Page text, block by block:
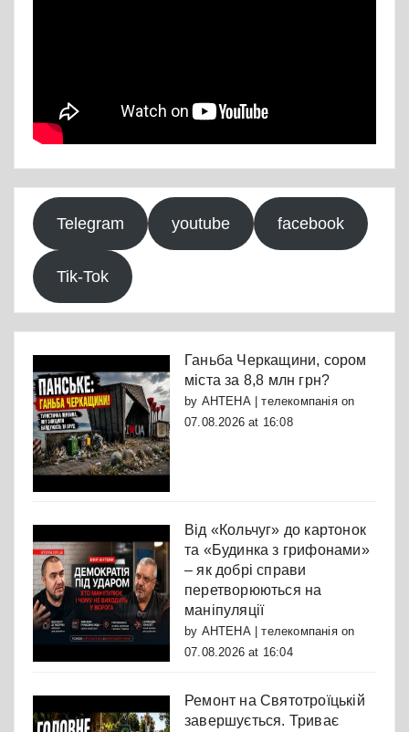
Telegram youtube facebook
Tik-Tok
Ганьба Черкащини, сором
міста за 8,8 млн грн?
by АНТЕНА | телекомпаніяon
07.08.2026 at 16:08
Від «Кольчуг» до картонок
та «Будинка з грифонами»
– як добрі справи
перетворюються на
маніпуляції
by АНТЕНА | телекомпаніяon
07.08.2026 at 16:04
Ремонт на Святотроїцькій
завершується. Триває